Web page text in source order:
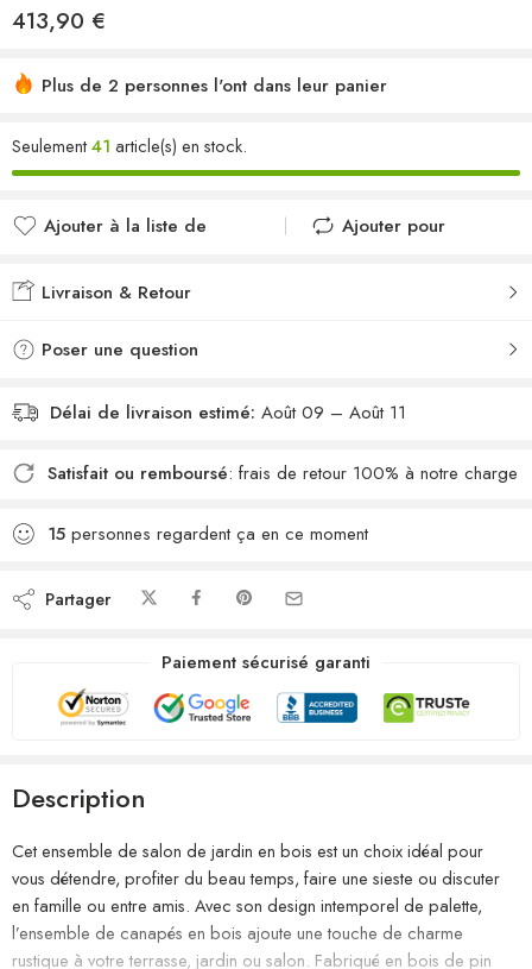
413,90 €
Plus de 2 personnes l'ont dans leur panier
Seulement41 article(s) en stock.
Ajouter à la liste de
Ajouté à la liste de
Ajouter pour
Livraison & Retour
Poser une question
Délai de livraison estimé: Août 09 – Août 11
Satisfait ou remboursé: frais de retour 100% à notre charge
15 personnes regardent ça en ce moment
Partager
Paiement sécurisé garanti
Description
Cet ensemble de salon de jardin en bois est un choix idéal pour
vous détendre, profiter du beau temps, faire une sieste ou discuter
en famille ou entre amis. Avec son design intemporel de palette,
l’ensemble de canapés en bois ajoute une touche de charme
rustique à votre terrasse, jardin ou salon. Fabriqué en bois de pin